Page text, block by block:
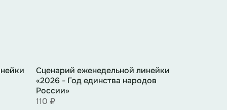
очевидцев. Чтецы
Сценарий еженедельной линейки
«2026 - Год единства народов
России»
110 ₽